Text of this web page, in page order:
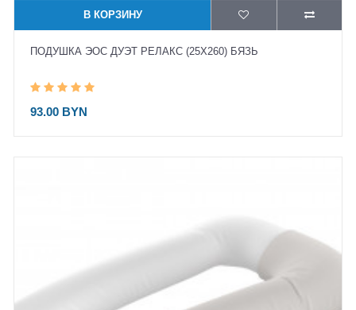
В КОРЗИНУ
ПОДУШКА ЭОС ДУЭТ РЕЛАКС (25X260) БЯЗЬ
93.00 BYN